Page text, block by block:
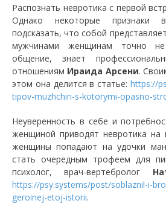
Распознать невротика с первой
Однако некоторые признаки
подсказать, что собой
мужчинами женщинам точно
общение, знает
отношениям Ираида Арсени.
этом она делится в статье: https://
tipov-muzhchin-s-kotorymi-opasno-
Неуверенность в себе и
женщиной приводят невротика на
женщины попадают на удочки
стать очередным трофеем для
психолог, врач-вертебролог
https://psy.systems/post/soblaznil-i-
geroinej-etoj-istorii.